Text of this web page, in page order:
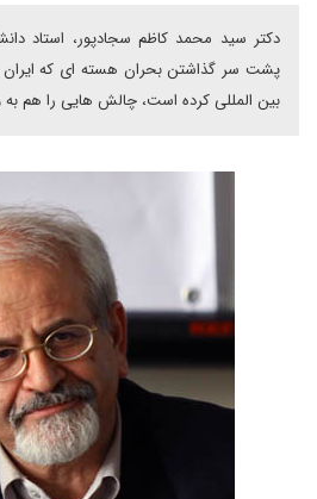
دکتر سید محمد کاظم سجادپور، استاد
پشت سر گذاشتن بحران هسته ای که
بین المللی کرده است، چالش هایی را هم